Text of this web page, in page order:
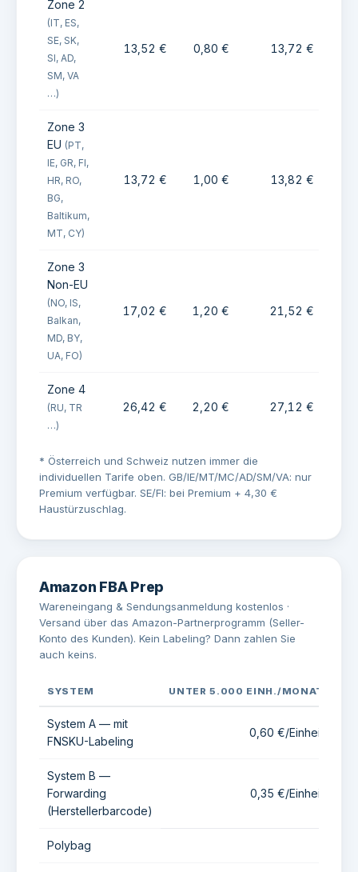
Zone 2
(IT, ES,
SE, SK,
SI, AD,
SM, VA
…)
13,52 € 0,80 € 13,72 €
Zone 3
EU (PT,
IE, GR, FI,
HR, RO,
BG,
Baltikum,
MT, CY)
13,72 € 1,00 € 13,82 €
Zone 3
Non-EU
(NO, IS,
Balkan,
MD, BY,
UA, FO)
17,02 € 1,20 € 21,52 €
Zone 4
(RU, TR
…)
26,42 € 2,20 € 27,12 €
* Österreich und Schweiz nutzen immer die
individuellen Tarife oben. GB/IE/MT/MC/AD/SM/VA: nur
Premium verfügbar. SE/FI: bei Premium + 4,30 €
Haustürzuschlag.
Amazon FBA Prep
Wareneingang & Sendungsanmeldung kostenlos ·
Versand über das Amazon-Partnerprogramm (Seller-
Konto des Kunden). Kein Labeling? Dann zahlen Sie
auch keins.
SYSTEM UNTER 5.000 EINH./MONAT
System A — mit
FNSKU-Labeling
0,60 €/Einheit
System B —
Forwarding
(Herstellerbarcode)
0,35 €/Einheit
Polybag